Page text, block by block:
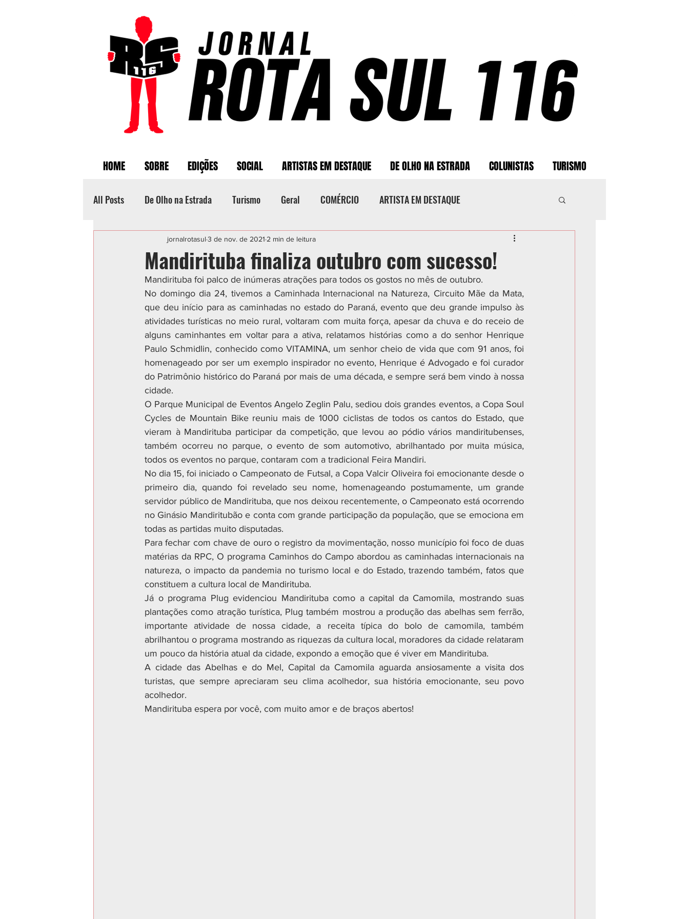
HOME SOBRE EDIÇÕES SOCIAL ARTISTAS EM DESTAQUE DE OLHO NA ESTRADA COLUNISTAS TURISMO
All Posts De Olho na Estrada Turismo Geral COMÉRCIO ARTISTA EM DESTAQUE
Categoria sem título POLICIAL ESPORTE CIDADES
Mandirituba finaliza outubro com sucesso!
jornalrotasul 3 de nov. de 2021 2 min de leitura
Mandirituba foi palco de inúmeras atrações para todos os gostos no mês de outubro.
No domingo dia 24, tivemos a Caminhada Internacional na Natureza, Circuito Mãe da Mata,
que deu início para as caminhadas no estado do Paraná, evento que deu grande impulso às
atividades turísticas no meio rural, voltaram com muita força, apesar da chuva e do receio de
alguns caminhantes em voltar para a ativa, relatamos histórias como a do senhor Henrique
Paulo Schmidlin, conhecido como VITAMINA, um senhor cheio de vida que com 91 anos, foi
homenageado por ser um exemplo inspirador no evento, Henrique é Advogado e foi curador
do Patrimônio histórico do Paraná por mais de uma década, e sempre será bem vindo à nossa
cidade.
O Parque Municipal de Eventos Angelo Zeglin Palu, sediou dois grandes eventos, a Copa Soul
Cycles de Mountain Bike reuniu mais de 1000 ciclistas de todos os cantos do Estado, que
vieram à Mandirituba participar da competição, que levou ao pódio vários mandiritubenses,
também ocorreu no parque, o evento de som automotivo, abrilhantado por muita música,
todos os eventos no parque, contaram com a tradicional Feira Mandiri.
No dia 15, foi iniciado o Campeonato de Futsal, a Copa Valcir Oliveira foi emocionante desde o
primeiro dia, quando foi revelado seu nome, homenageando postumamente, um grande
servidor público de Mandirituba, que nos deixou recentemente, o Campeonato está ocorrendo
no Ginásio Mandiritubão e conta com grande participação da população, que se emociona em
todas as partidas muito disputadas.
Para fechar com chave de ouro o registro da movimentação, nosso município foi foco de duas
matérias da RPC, O programa Caminhos do Campo abordou as caminhadas internacionais na
natureza, o impacto da pandemia no turismo local e do Estado, trazendo também, fatos que
constituem a cultura local de Mandirituba.
Já o programa Plug evidenciou Mandirituba como a capital da Camomila, mostrando suas
plantações como atração turística, Plug também mostrou a produção das abelhas sem ferrão,
importante atividade de nossa cidade, a receita típica do bolo de camomila, também
abrilhantou o programa mostrando as riquezas da cultura local, moradores da cidade relataram
um pouco da história atual da cidade, expondo a emoção que é viver em Mandirituba.
A cidade das Abelhas e do Mel, Capital da Camomila aguarda ansiosamente a visita dos
turistas, que sempre apreciaram seu clima acolhedor, sua história emocionante, seu povo
acolhedor.
Mandirituba espera por você, com muito amor e de braços abertos!